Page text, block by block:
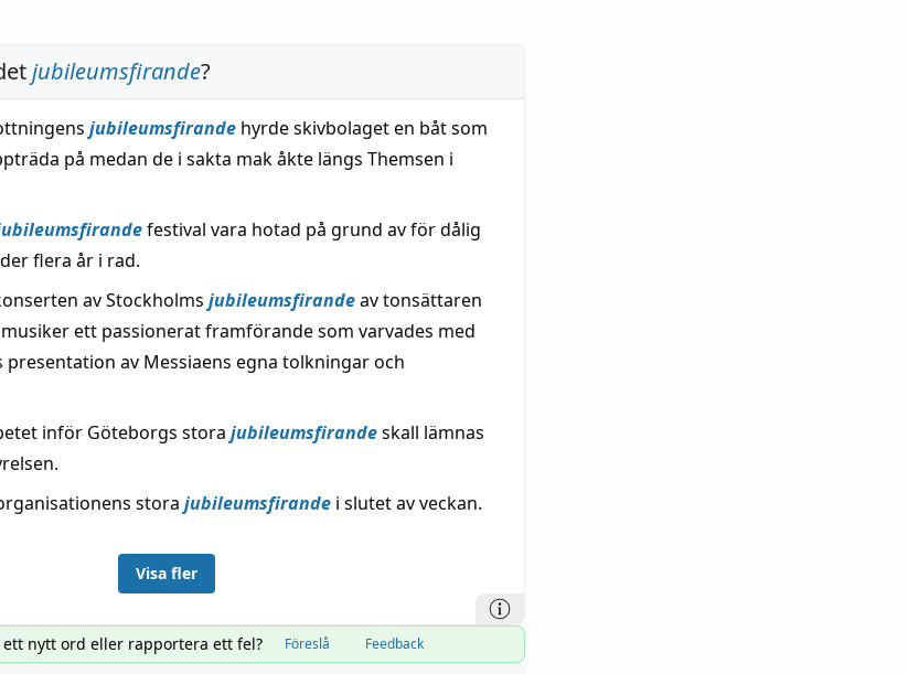
jubileumsfirande?
jubileumsfirande hyrde skivbolaget en båt som
på medan de i sakta mak åkte längs Themsen i
festival vara hotad på grund av för dålig
flera år i rad.
av Stockholms jubileumsfirandeav tonsättaren
ett passionerat framförande som varvades med
presentation av Messiaens egna tolkningar och
inför Göteborgs stora jubileumsfirandeskall lämnas
stora jubileumsfirande i slutet av veckan.
Visa fler
nytt ord eller rapportera ett fel? Föreslå Feedback